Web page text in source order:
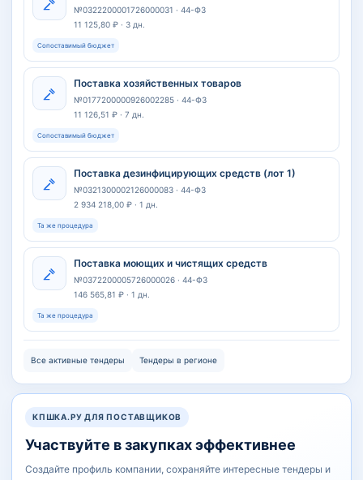
№0322200001726000031 · 44-ФЗ
11 125,80 ₽ · 3 дн.
Сопоставимый бюджет
Поставка хозяйственных товаров
№0177200000926002285 · 44-ФЗ
11 126,51 ₽ · 7 дн.
Сопоставимый бюджет
Поставка дезинфицирующих средств (лот 1)
№0321300002126000083 · 44-ФЗ
2 934 218,00 ₽ · 1 дн.
Та же процедура
Поставка моющих и чистящих средств
№0372200005726000026 · 44-ФЗ
146 565,81 ₽ · 1 дн.
Та же процедура
Все активные тендеры Тендеры в регионе
КПШКА.РУ ДЛЯ ПОСТАВЩИКОВ
Участвуйте в закупках эффективнее
Создайте профиль компании, сохраняйте интересные тендеры и